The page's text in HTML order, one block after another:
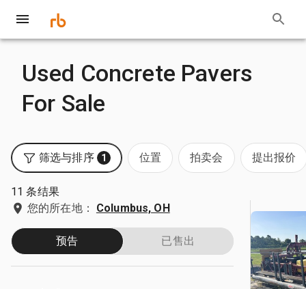
Used Concrete Pavers
For Sale
筛选与排序 1 位置 拍卖会 提出报价
11 条结果
您的所在地：
Columbus, OH
预告 已售出